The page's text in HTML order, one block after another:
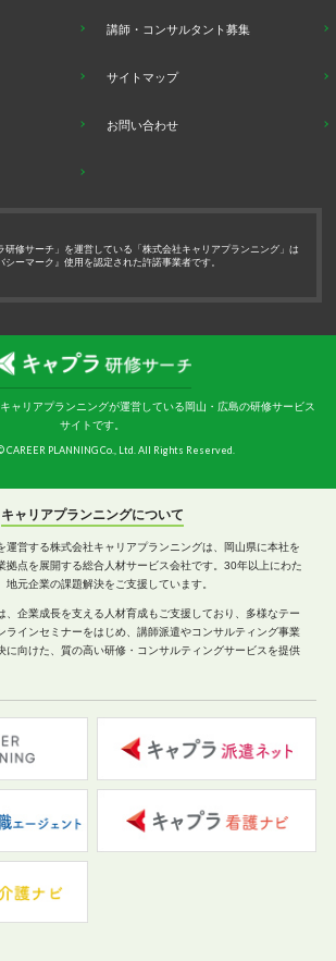
講師・コンサルタント募集
サイトマップ
お問い合わせ
研修サーチ」を運営している「株式会社キャリアプランニング」は
シーマーク』使用を認定された許諾事業者です。
ャリアプランニングが運営している岡山・広島の研修サービス
サイトです。
CAREER PLANNING Co., Ltd. All Rights Reserved.
キャリアプランニングについて
運営する株式会社キャリアプランニングは、岡山県に本社を
拠点を展開する総合人材サービス会社です。30年以上にわた
地元企業の課題解決をご支援しています。
、企業成長を支える人材育成もご支援しており、多様なテー
ラインセミナーをはじめ、講師派遣やコンサルティング事業
に向けた、質の高い研修・コンサルティングサービスを提供